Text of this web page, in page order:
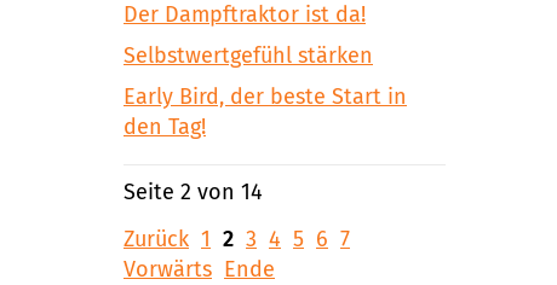
Der Dampftraktor ist da!
Selbstwertgefühl stärken
Early Bird, der beste Start in
den Tag!
Seite 2 von 14
Zurück 1 2 3 4 5 6 7
Vorwärts Ende